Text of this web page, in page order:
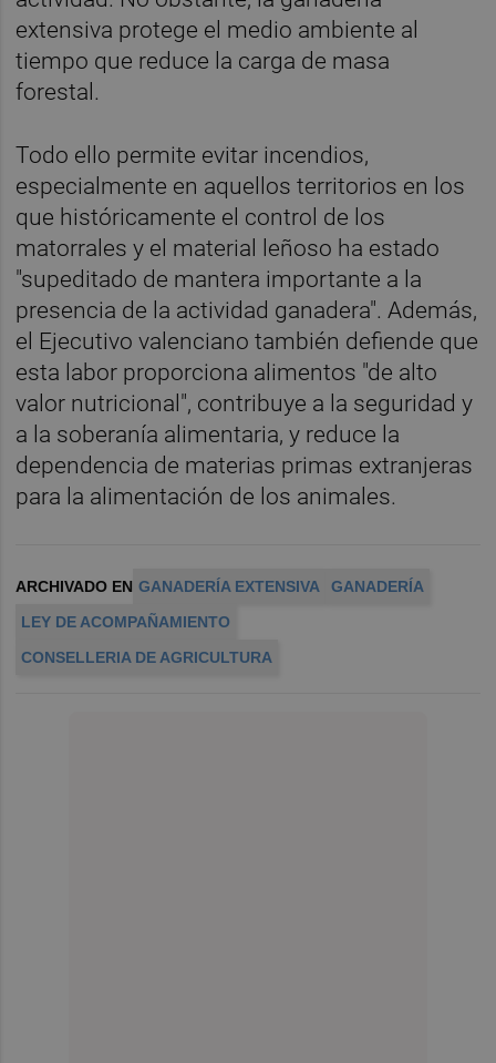
extensiva protege el medio ambiente al
tiempo que reduce la carga de masa
forestal.
Todo ello permite evitar incendios,
especialmente en aquellos territorios en los
que históricamente el control de los
matorrales y el material leñoso ha estado
"supeditado de mantera importante a la
presencia de la actividad ganadera". Además,
el Ejecutivo valenciano también defiende que
esta labor proporciona alimentos "de alto
valor nutricional", contribuye a la seguridad y
a la soberanía alimentaria, y reduce la
dependencia de materias primas extranjeras
para la alimentación de los animales.
ARCHIVADO EN GANADERÍA EXTENSIVA
GANADERÍA
LEY DE ACOMPAÑAMIENTO
CONSELLERIA DE AGRICULTURA